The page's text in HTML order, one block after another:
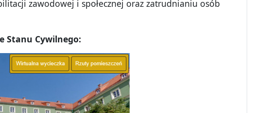
zawodowej i społecznej oraz zatrudnianiu osób
Stanu Cywilnego: